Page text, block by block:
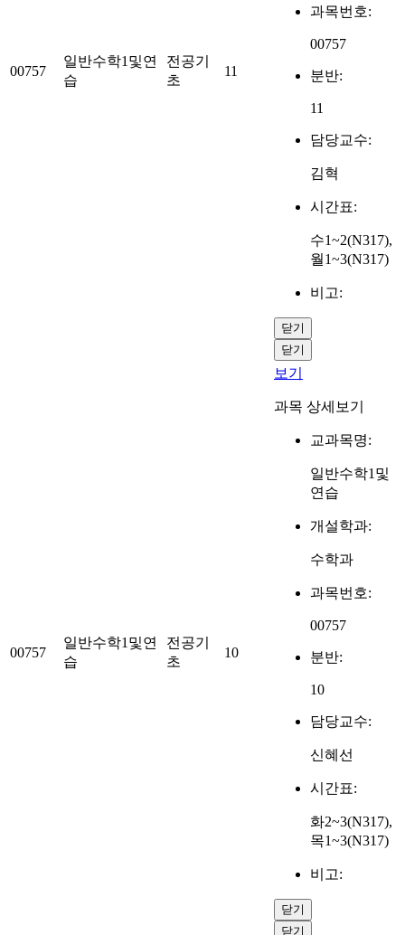
00757
일반수학1및연
습
전공기
초
11
과목번호:
00757
분반:
11
담당교수:
김혁
시간표:
수1~2(N317),
월1~3(N317)
비고:
닫기
닫기
00757
일반수학1및연
습
전공기
초
10
보기
과목 상세보기
교과목명:
일반수학1및
연습
개설학과:
수학과
과목번호:
00757
분반:
10
담당교수:
신혜선
시간표:
화2~3(N317),
목1~3(N317)
비고:
닫기
닫기